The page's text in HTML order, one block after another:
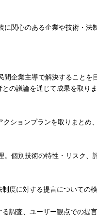
関心のある企業や技術・法
企業主導で解決することを
の議論を通じて成果を取りま
ションプランを取りまとめ
個別技術の特性・リスク、
度に対する提言についての検
調査、ユーザー観点での提言